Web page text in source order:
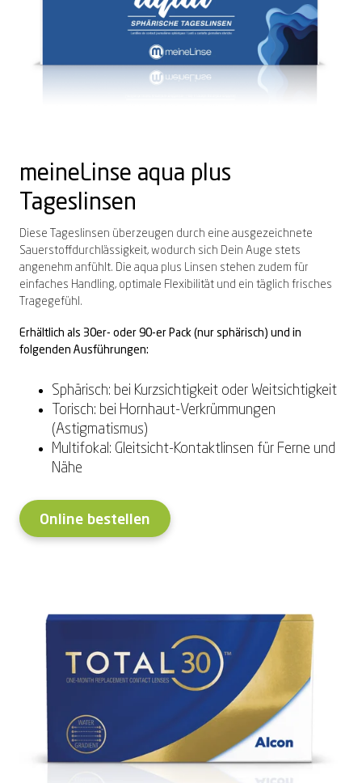
meineLinse aqua plus
Tageslinsen
Diese Tageslinsen überzeugen durch eine ausgezeichnete
Sauerstoffdurchlässigkeit, wodurch sich Dein Auge stets
angenehm anfühlt. Die aqua plus Linsen stehen zudem für
einfaches Handling, optimale Flexibilität und ein täglich frisches
Tragegefühl.
Erhältlich als 30er- oder 90-er Pack (nur sphärisch) und in
folgenden Ausführungen:
Sphärisch: bei Kurzsichtigkeit oder Weitsichtigkeit
Torisch: bei Hornhaut-Verkrümmungen
(Astigmatismus)
Multifokal: Gleitsicht-Kontaktlinsen für Ferne und
Nähe
Online bestellen